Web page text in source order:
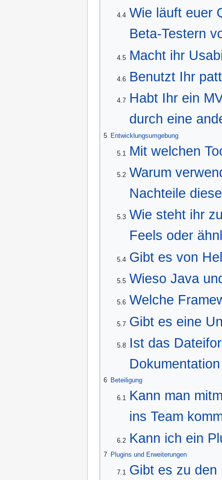
4.4 Wie läuft euer
Beta-Testern
4.5 Macht ihr
4.6 Benutzt Ihr
4.7
Habt Ihr ein
durch eine
5 Entwicklungsumgebung
5.1 Mit welchen
5.2 Warum
Nachteile
5.3 Wie steht ihr
Feels oder
5.4 Gibt es von
5.5 Wieso Java
5.6 Welche
5.7 Gibt es eine
5.8
Ist das
6 Beteiligung
6.1
Kann man
ins Team
6.2 Kann ich ein
7 Plugins und Erweiterungen
7.1 Gibt es zu den